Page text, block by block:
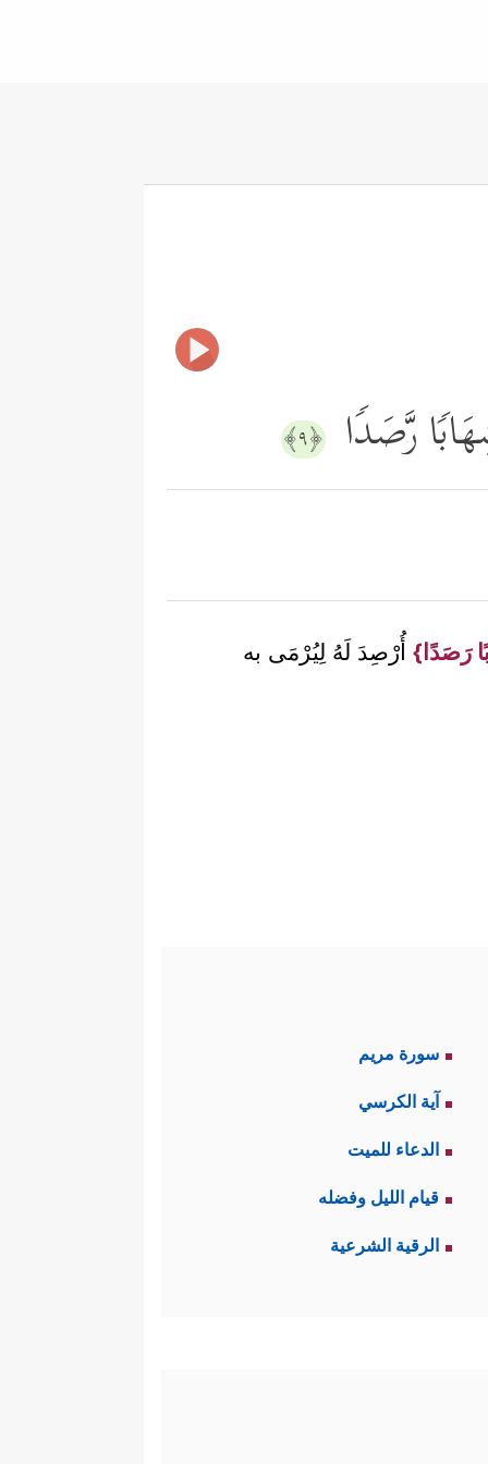
رَّصَدࣰا ﴿٩﴾
رَصَدًا} أُرْصِدَ لَهُ لِيُرْمَى به
سورة مريم
آية الكرسي
الدعاء للميت
قيام الليل وفضله
الرقية الشرعية